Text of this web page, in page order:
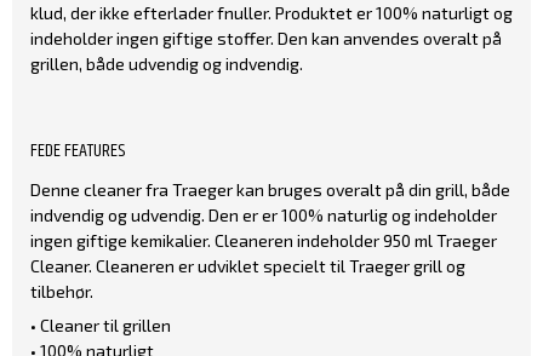
klud, der ikke efterlader fnuller. Produktet er 100% naturligt og
indeholder ingen giftige stoffer. Den kan anvendes overalt på
grillen, både udvendig og indvendig.
FEDE FEATURES
Denne cleaner fra Traeger kan bruges overalt på din grill, både
indvendig og udvendig. Den er er 100% naturlig og indeholder
ingen giftige kemikalier. Cleaneren indeholder 950 ml Traeger
Cleaner. Cleaneren er udviklet specielt til Traeger grill og
tilbehør.
• Cleaner til grillen
• 100% naturligt